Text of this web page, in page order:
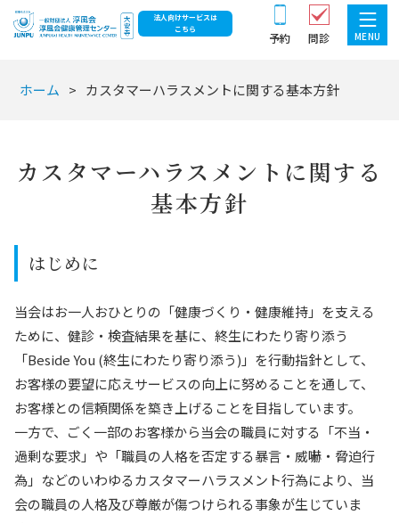
法人向けサービスは
こちら
予約 問診 MENU
ホーム カスタマーハラスメントに関する基本方針
カスタマーハラスメントに関する
基本方針
はじめに
当会はお一人おひとりの「健康づくり・健康維持」を支える
ために、健診・検査結果を基に、終生にわたり寄り添う
「Beside You (終生にわたり寄り添う)」を行動指針として、
お客様の要望に応えサービスの向上に努めることを通して、
お客様との信頼関係を築き上げることを目指しています。
一方で、ごく一部のお客様から当会の職員に対する「不当・
過剰な要求」や「職員の人格を否定する暴言・威嚇・脅迫行
為」などのいわゆるカスタマーハラスメント行為により、当
会の職員の人格及び尊厳が傷つけられる事象が生じていま